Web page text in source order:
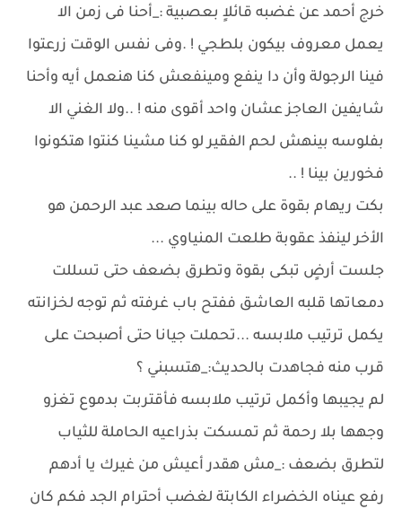
خرج أحمد عن غضبه قائلاٍ بعصبية :_أحنا فى زمن الا
يعمل معروف بيكون بلطجي ! .وفى نفس الوقت زرعتوا
فينا الرجولة وأن دا ينفع ومينفعش كنا هنعمل أيه وأحنا
شايفين العاجز عشان واحد أقوى منه ! ..ولا الغني الا
بفلوسه بينهش لحم الفقير لو كنا مشينا كنتوا هتكونوا
فخورين بينا ! ..
بكت ريهام بقوة على حاله بينما صعد عبد الرحمن هو
الأخر لينفذ عقوبة طلعت المنياوي ...
جلست أرضٍ تبكى بقوة وتطرق بضعف حتى تسللت
دمعاتها قلبه العاشق ففتح باب غرفته ثم توجه لخزانته
يكمل ترتيب ملابسه ...تحملت جيانا حتى أصبحت على
قرب منه فجاهدت بالحديث:_هتسبني ؟
لم يجيبها وأكمل ترتيب ملابسه فأقتربت بدموع تغزو
وجهها بلا رحمة ثم تمسكت بذراعيه الحاملة للثياب
لتطرق بضعف :_مش هقدر أعيش من غيرك يا أدهم
رفع عيناه الخضراء الكابتة لغضب أحترام الجد فكم كان